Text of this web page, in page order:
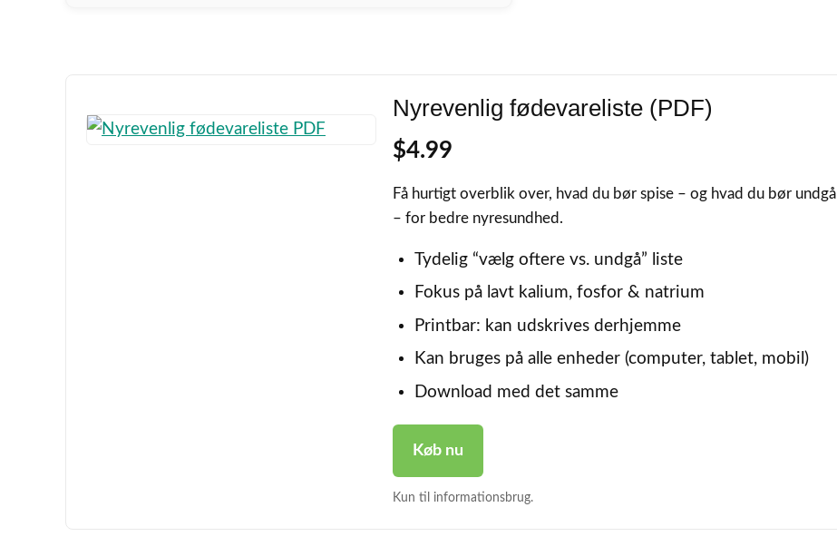
Nyrevenlig fødevareliste (PDF)
$4.99
Få hurtigt overblik over, hvad du bør spise – og hvad du bør undgå
– for bedre nyresundhed.
Tydelig “vælg oftere vs. undgå” liste
Fokus på lavt kalium, fosfor & natrium
Printbar: kan udskrives derhjemme
Kan bruges på alle enheder (computer, tablet, mobil)
Download med det samme
Køb nu
Kun til informationsbrug.